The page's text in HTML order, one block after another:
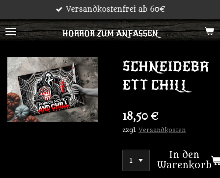
Hauptinhalt
springen
HORROR ZUM ANFASSEN
Versandkostenfrei ab 60€
SCHNEIDEBR
ETT CHILL
18,50 €
zzgl. Versandkosten
In den
Warenkorb